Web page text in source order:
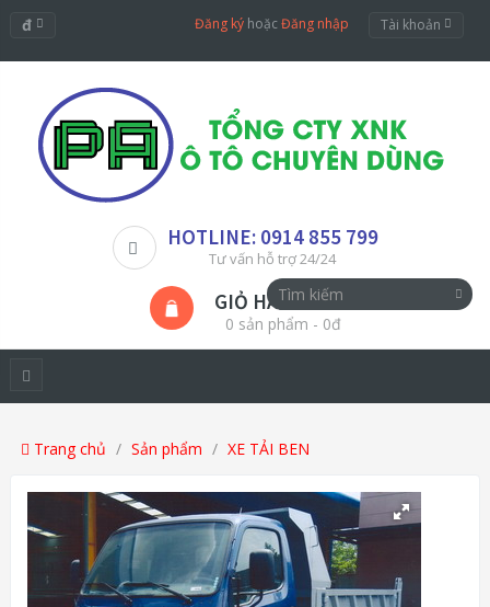
đ Đăng ký hoặcĐăng nhập Tài khoản
HOTLINE: 0914 855 799
Tư vấn hỗ trợ 24/24
GIỎ HÀNG
0 sản phẩm - 0đ
Trang chủ Sản phẩm XE TẢI BEN